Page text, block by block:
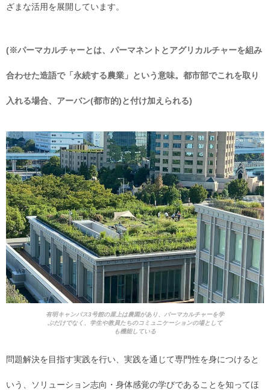
ざまな活用を展開しています。
(※パーマカルチャーとは、パーマネントとアグリカルチャーを組み
合わせた造語で「永続する農業」という意味。都市部でこれを取り
入れる場合、アーバン(都市的)と付け加えられる)
有明キャンパス3号館の屋上は農園があり、パーマカルチャーを学
ぶだけでなく、学生や教員たちのコミュニケーションの場として
も機能している
問題解決を目指す実践を行い、実践を通じて専門性を身につけると
いう、ソリューション志向・身体感覚の学びであることを知ってほ